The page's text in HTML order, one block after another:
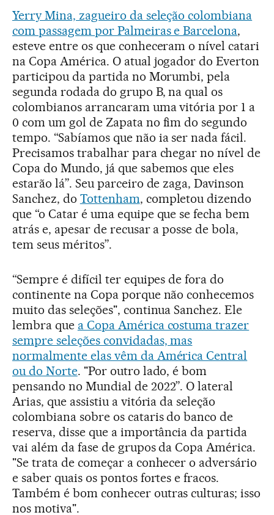
Yerry Mina, zagueiro da seleção colombiana
com passagem por Palmeiras e Barcelona,
esteve entre os que conheceram o nível catari
na Copa América. O atual jogador do Everton
participou da partida no Morumbi, pela
segunda rodada do grupo B, na qual os
colombianos arrancaram uma vitória por 1 a
0 com um gol de Zapata no fim do segundo
tempo. “Sabíamos que não ia ser nada fácil.
Precisamos trabalhar para chegar no nível de
Copa do Mundo, já que sabemos que eles
estarão lá”. Seu parceiro de zaga, Davinson
Sanchez, do Tottenham, completou dizendo
que “o Catar é uma equipe que se fecha bem
atrás e, apesar de recusar a posse de bola,
tem seus méritos”.
“Sempre é difícil ter equipes de fora do
continente na Copa porque não conhecemos
muito das seleções", continua Sanchez. Ele
lembra que a Copa América costuma trazer
sempre seleções convidadas, mas
normalmente elas vêm da América Central
ou do Norte. "Por outro lado, é bom
pensando no Mundial de 2022”. O lateral
Arias, que assistiu a vitória da seleção
colombiana sobre os cataris do banco de
reserva, disse que a importância da partida
vai além da fase de grupos da Copa América.
"Se trata de começar a conhecer o adversário
e saber quais os pontos fortes e fracos.
Também é bom conhecer outras culturas; isso
nos motiva".